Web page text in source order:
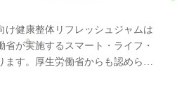
け健康整体リフレッシュジャムは
が実施するスマート・ライフ・
ます。厚生労働省からも認められ